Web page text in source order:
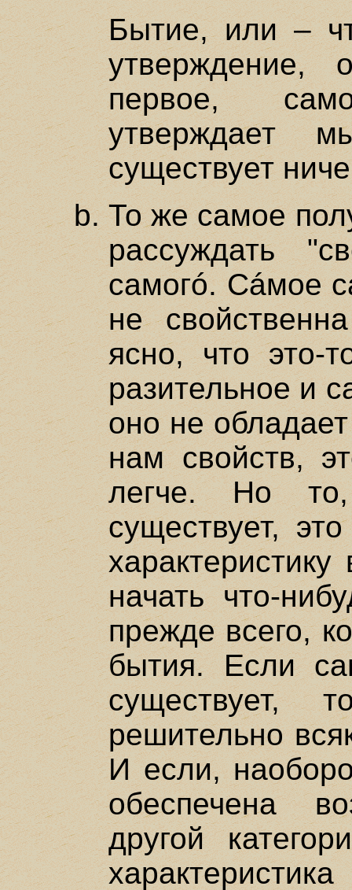
Бытие, или –
утверждение,
первое,
утверждает
существует
То же самое
рассуждать
самогó. Сáмое
не
ясно, что это-
разительное и
оно не
нам свойств,
легче. Но
существует,
начать что-
прежде всего,
бытия. Если
существует,
решительно
И если,
обеспечена
другой